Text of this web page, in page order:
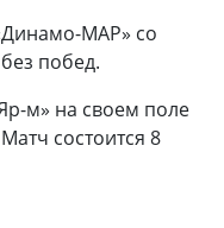
МАР» со
побед.
м» на своем поле
состоится 8